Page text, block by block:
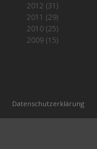
2012 (31)
2011 (29)
2010(25)
2009(15)
Datenschutzerklärung